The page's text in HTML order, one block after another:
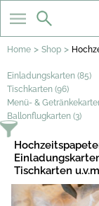
Home > Shop >
Einladungskarten (85)
Tischkarten (96)
Menü- &
Ballonflugkarten (3)
Tischkarten